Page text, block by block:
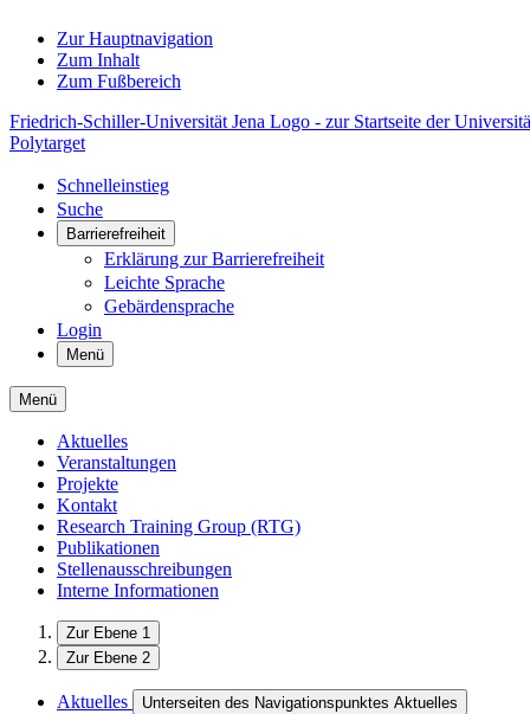
Zur Hauptnavigation
Zum Inhalt
Zum Fußbereich
Friedrich-Schiller-Universität Jena Logo - zur Startseite der
Polytarget
Schnelleinstieg
Suche
Barrierefreiheit
Erklärung zur Barrierefreiheit
Leichte Sprache
Gebärdensprache
Login
Menü
Menü
Aktuelles
Veranstaltungen
Projekte
Kontakt
Research Training Group (RTG)
Publikationen
Stellenausschreibungen
Interne Informationen
Zur Ebene 1
Zur Ebene 2
Aktuelles Unterseiten des Navigationspunktes Aktuelles